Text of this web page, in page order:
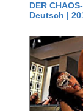
DER
Deutsch |